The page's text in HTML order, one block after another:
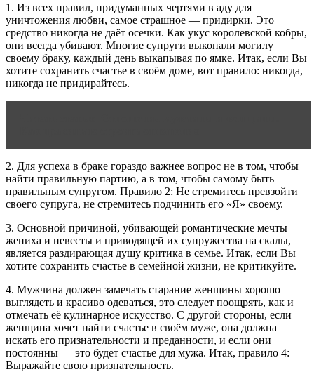
1. Из всех правил, придуманных чертями в аду для
уничтожения любви, самое страшное — придирки. Это
средство никогда не даёт осечки. Как укус королевской кобры,
они всегда убивают. Многие супруги выкопали могилу
своему браку, каждый день выкапывая по ямке. Итак, если Вы
хотите сохранить счастье в своём доме, вот правило: никогда,
никогда не придирайтесь.
2. Для успеха в браке гораздо важнее вопрос не в том, чтобы
найти правильную партию, а в том, чтобы самому быть
правильным супругом. Правило 2: Не стремитесь превзойти
своего супруга, не стремитесь подчинить его «Я» своему.
3. Основной причиной, убивающей романтические мечты
жениха и невесты и приводящей их супружества на скалы,
является раздирающая душу критика в семье. Итак, если Вы
хотите сохранить счастье в семейной жизни, не критикуйте.
4. Мужчина должен замечать старание женщины хорошо
выглядеть и красиво одеваться, это следует поощрять, как и
отмечать её кулинарное искусство. С другой стороны, если
женщина хочет найти счастье в своём муже, она должна
искать его признательности и преданности, и если они
постоянны — это будет счастье для мужа. Итак, правило 4:
Выражайте свою признательность.